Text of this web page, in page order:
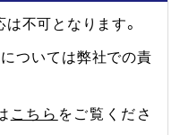
不可となります。
ついては弊社での責
こちら をご覧くださ